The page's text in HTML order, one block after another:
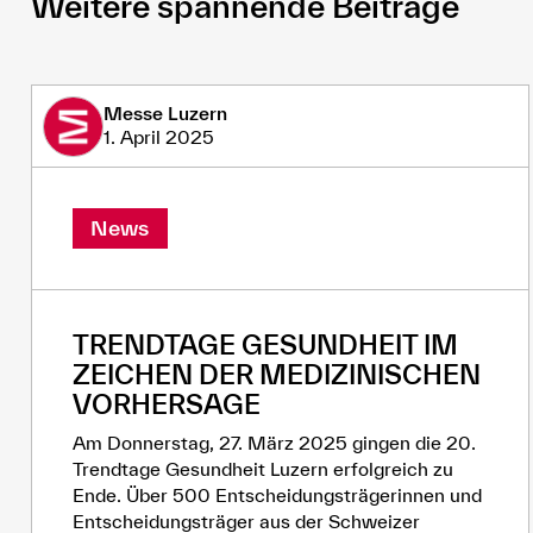
Messe Luzern
1. April 2025
News
TRENDTAGE GESUNDHEIT IM
ZEICHEN DER MEDIZINISCHEN
VORHERSAGE
Am Donnerstag, 27. März 2025 gingen die 20.
Trendtage Gesundheit Luzern erfolgreich zu
Ende. Über 500 Entscheidungsträgerinnen und
Entscheidungsträger aus der Schweizer